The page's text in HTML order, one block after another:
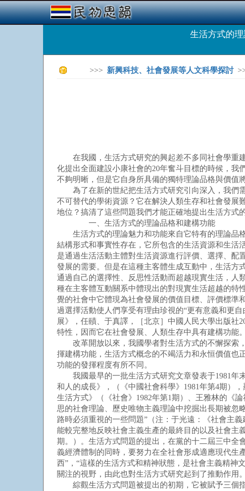
生活方式的
>>> 新興科技、社會發展等人文科學探討
在我國，生活方式研究的興起差不多同社會學重建
化提出全面建設小康社會的20年奮斗目標的時候，
不夠明晰，但是它自身所具備的獨特理論品格與價值
為了在新的世紀把生活方式研究引向深入，我們需
不可替代的學術資源？它在解決人類生存和社會發展
地位？搞清了這些問題我們才能正確地提出生活方式
一、生活方式的理論品格和建構功能
生活方式的理論魅力和功能來自它特有的理論品格
結構形式和事實性存在，它所包含的生活資源和生活
是通過生活活動主體對生活資源進行評價、選擇、配
發展的需要。但是在這種主客體生成互動中，生活方
通過自己的選擇性、反思性活動而超越現實生活，人
種在主客體互動關系中體現出的對現實生活超越的特
覺的社會中它體現為社會發展的價值目標、評價標準
過選擇活動使人們享受有理由珍視的“更有意義和更
展》，任賾、于真譯，［北京］中國人民大學出版社
特性，因而它在社會發展、人類生存中具有建構功能。
改革開放以來，我國學者對生活方式的不懈探索，
揮建構功能，生活方式概念的不竭活力和永恒價值也
功能的發揮程度有所不同。
我國最早的一批生活方式研究文章發表于1981年
和人的成長》，（《中國社會科學》1981年第4期）
生活方式》（《社會》1982年第1期）、王雅林的《
思的社會理論、歷史唯物主義理論中挖掘出長期被忽
路時必須重視的一些問題”（注：于光遠：《社會主
能較完整地反映社會主義生產的最終目的以及社會主
期。）。生活方式問題的提出，在黨的十二屆三中全
義經濟體制的同時，要努力在全社會形成適應現代生
西”，“這樣的生活方式和精神狀態，是社會主義精神
關注的視野，由此也對生活方式研究起到了推動作用。
綜觀生活方式問題被提出的初期，它被賦予三個指